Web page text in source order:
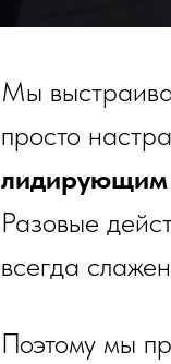
Мы
просто
Разовые
всегда
Поэтому мы